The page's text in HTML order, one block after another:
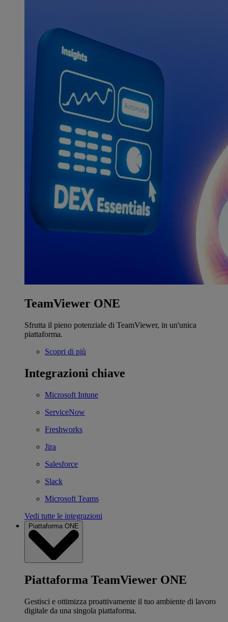
TeamViewer ONE
Sfrutta il pieno potenziale di TeamViewer, in un'unica
piattaforma.
Scopri di più
Integrazioni chiave
Microsoft Intune
ServiceNow
Freshworks
Jira
Salesforce
Slack
Microsoft Teams
Vedi tutte le integrazioni
Piattaforma ONE
Piattaforma TeamViewer ONE
Gestisci e ottimizza proattivamente il tuo ambiente di lavoro
digitale da una singola piattaforma.